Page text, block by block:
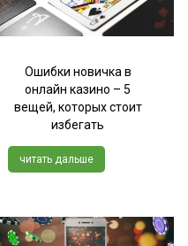
Ошибки новичка в
онлайн казино – 5
вещей, которых стоит
избегать
читать дальше